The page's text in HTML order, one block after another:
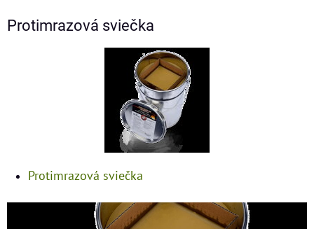
Protimrazová sviečka
Protimrazová sviečka